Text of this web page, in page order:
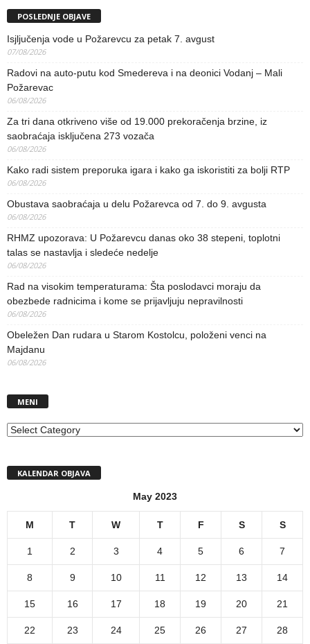
POSLEDNJE OBJAVE
Isjljučenja vode u Požarevcu za petak 7. avgust
07/08/2026
Radovi na auto-putu kod Smedereva i na deonici Vodanj – Mali
Požarevac
06/08/2026
Za tri dana otkriveno više od 19.000 prekoračenja brzine, iz
saobraćaja isključena 273 vozača
06/08/2026
Kako radi sistem preporuka igara i kako ga iskoristiti za bolji RTP
06/08/2026
Obustava saobraćaja u delu Požarevca od 7. do 9. avgusta
06/08/2026
RHMZ upozorava: U Požarevcu danas oko 38 stepeni, toplotni
talas se nastavlja i sledeće nedelje
06/08/2026
Rad na visokim temperaturama: Šta poslodavci moraju da
obezbede radnicima i kome se prijavljuju nepravilnosti
06/08/2026
Obeležen Dan rudara u Starom Kostolcu, položeni venci na
Majdanu
06/08/2026
MENI
MENI
KALENDAR OBJAVA
May 2023
M T W T F S S
1 2 3 4 5 6 7
8 9 10 11 12 13 14
15 16 17 18 19 20 21
22 23 24 25 26 27 28